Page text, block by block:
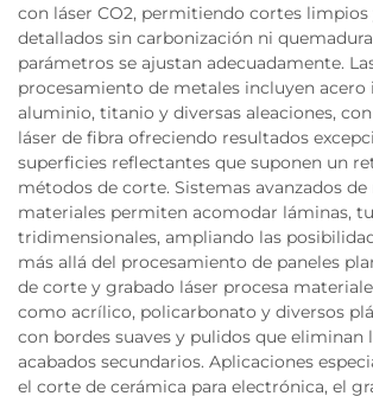
con láser CO2, permitiendo cortes limpios
detallados sin carbonización ni
parámetros se ajustan adecuadamente.
procesamiento de metales incluyen acero
aluminio, titanio y diversas aleaciones,
láser de fibra ofreciendo resultados
superficies reflectantes que suponen un
métodos de corte. Sistemas avanzados
materiales permiten acomodar láminas,
tridimensionales, ampliando las
más allá del procesamiento de paneles
de corte y grabado láser procesa
como acrílico, policarbonato y diversos
con bordes suaves y pulidos que eliminan
acabados secundarios. Aplicaciones
el corte de cerámica para electrónica, el